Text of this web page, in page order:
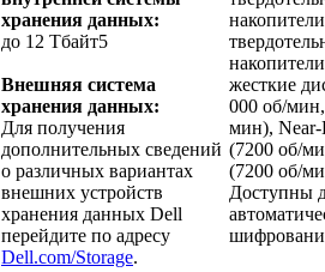
хранения данных:
до 12 Тбайт5
Внешняя система
хранения данных:
Для получения
дополнительных сведений
о различных вариантах
внешних устройств
хранения данных Dell
перейдите по адресу
Dell.com/Storage.
жесткие
000 об/
мин),
(7200 об/
(7200 об/
Доступны